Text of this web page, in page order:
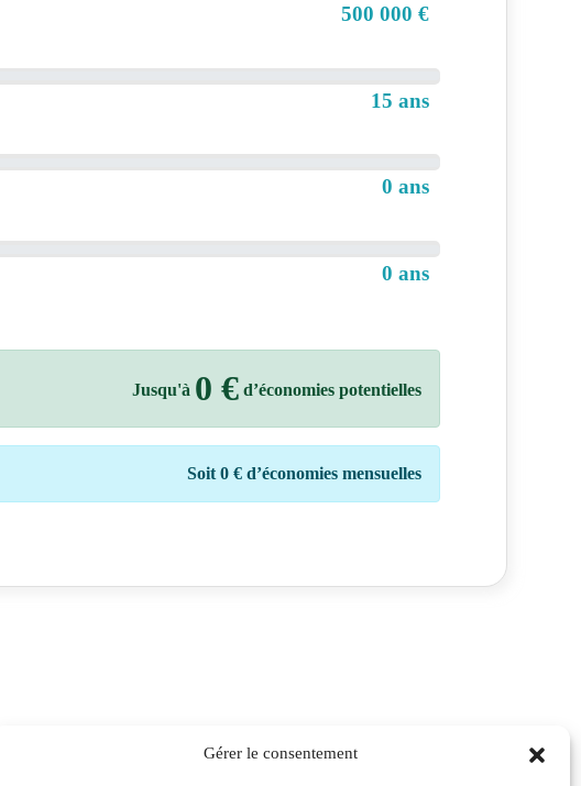
Gérer le consentement
500 000 €
15 ans
0 ans
0 ans
Jusqu'à 0 €d’économies potentielles
Soit 0 €d’économies mensuelles